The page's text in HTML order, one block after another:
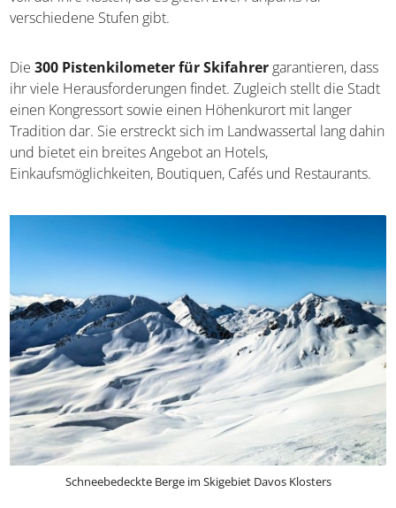
verschiedene Stufen gibt.
Die300 Pistenkilometer für Skifahrer garantieren, dass
ihr viele Herausforderungen findet. Zugleich stellt die Stadt
einen Kongressort sowie einen Höhenkurort mit langer
Tradition dar. Sie erstreckt sich im Landwassertal lang dahin
und bietet ein breites Angebot an Hotels,
Einkaufsmöglichkeiten, Boutiquen, Cafés und Restaurants.
Schneebedeckte Berge im Skigebiet Davos Klosters